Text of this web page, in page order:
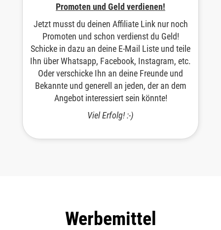
Promoten und Geld verdienen!
Jetzt musst du deinen Affiliate Link nur noch
Promoten und schon verdienst du Geld!
Schicke in dazu an deine E-Mail Liste und teile
Ihn über Whatsapp, Facebook, Instagram, etc.
Oder verschicke Ihn an deine Freunde und
Bekannte und generell an jeden, der an dem
Angebot interessiert sein könnte!
Viel Erfolg! :-)
Werbemittel